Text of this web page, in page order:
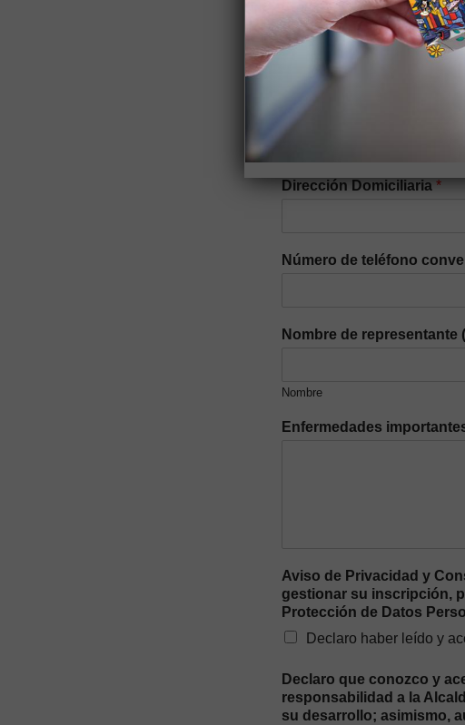
Nacionalidad
Parroquia
Dirección Domiciliaria *
Número de teléfono
Nombre de representante
Nombre
Enfermedades
Aviso de Privacidad y
gestionar su inscripción,
Protección de Datos
Declaro haber leído y
Declaro que conozco y
responsabilidad a la
su desarrollo; asimismo,